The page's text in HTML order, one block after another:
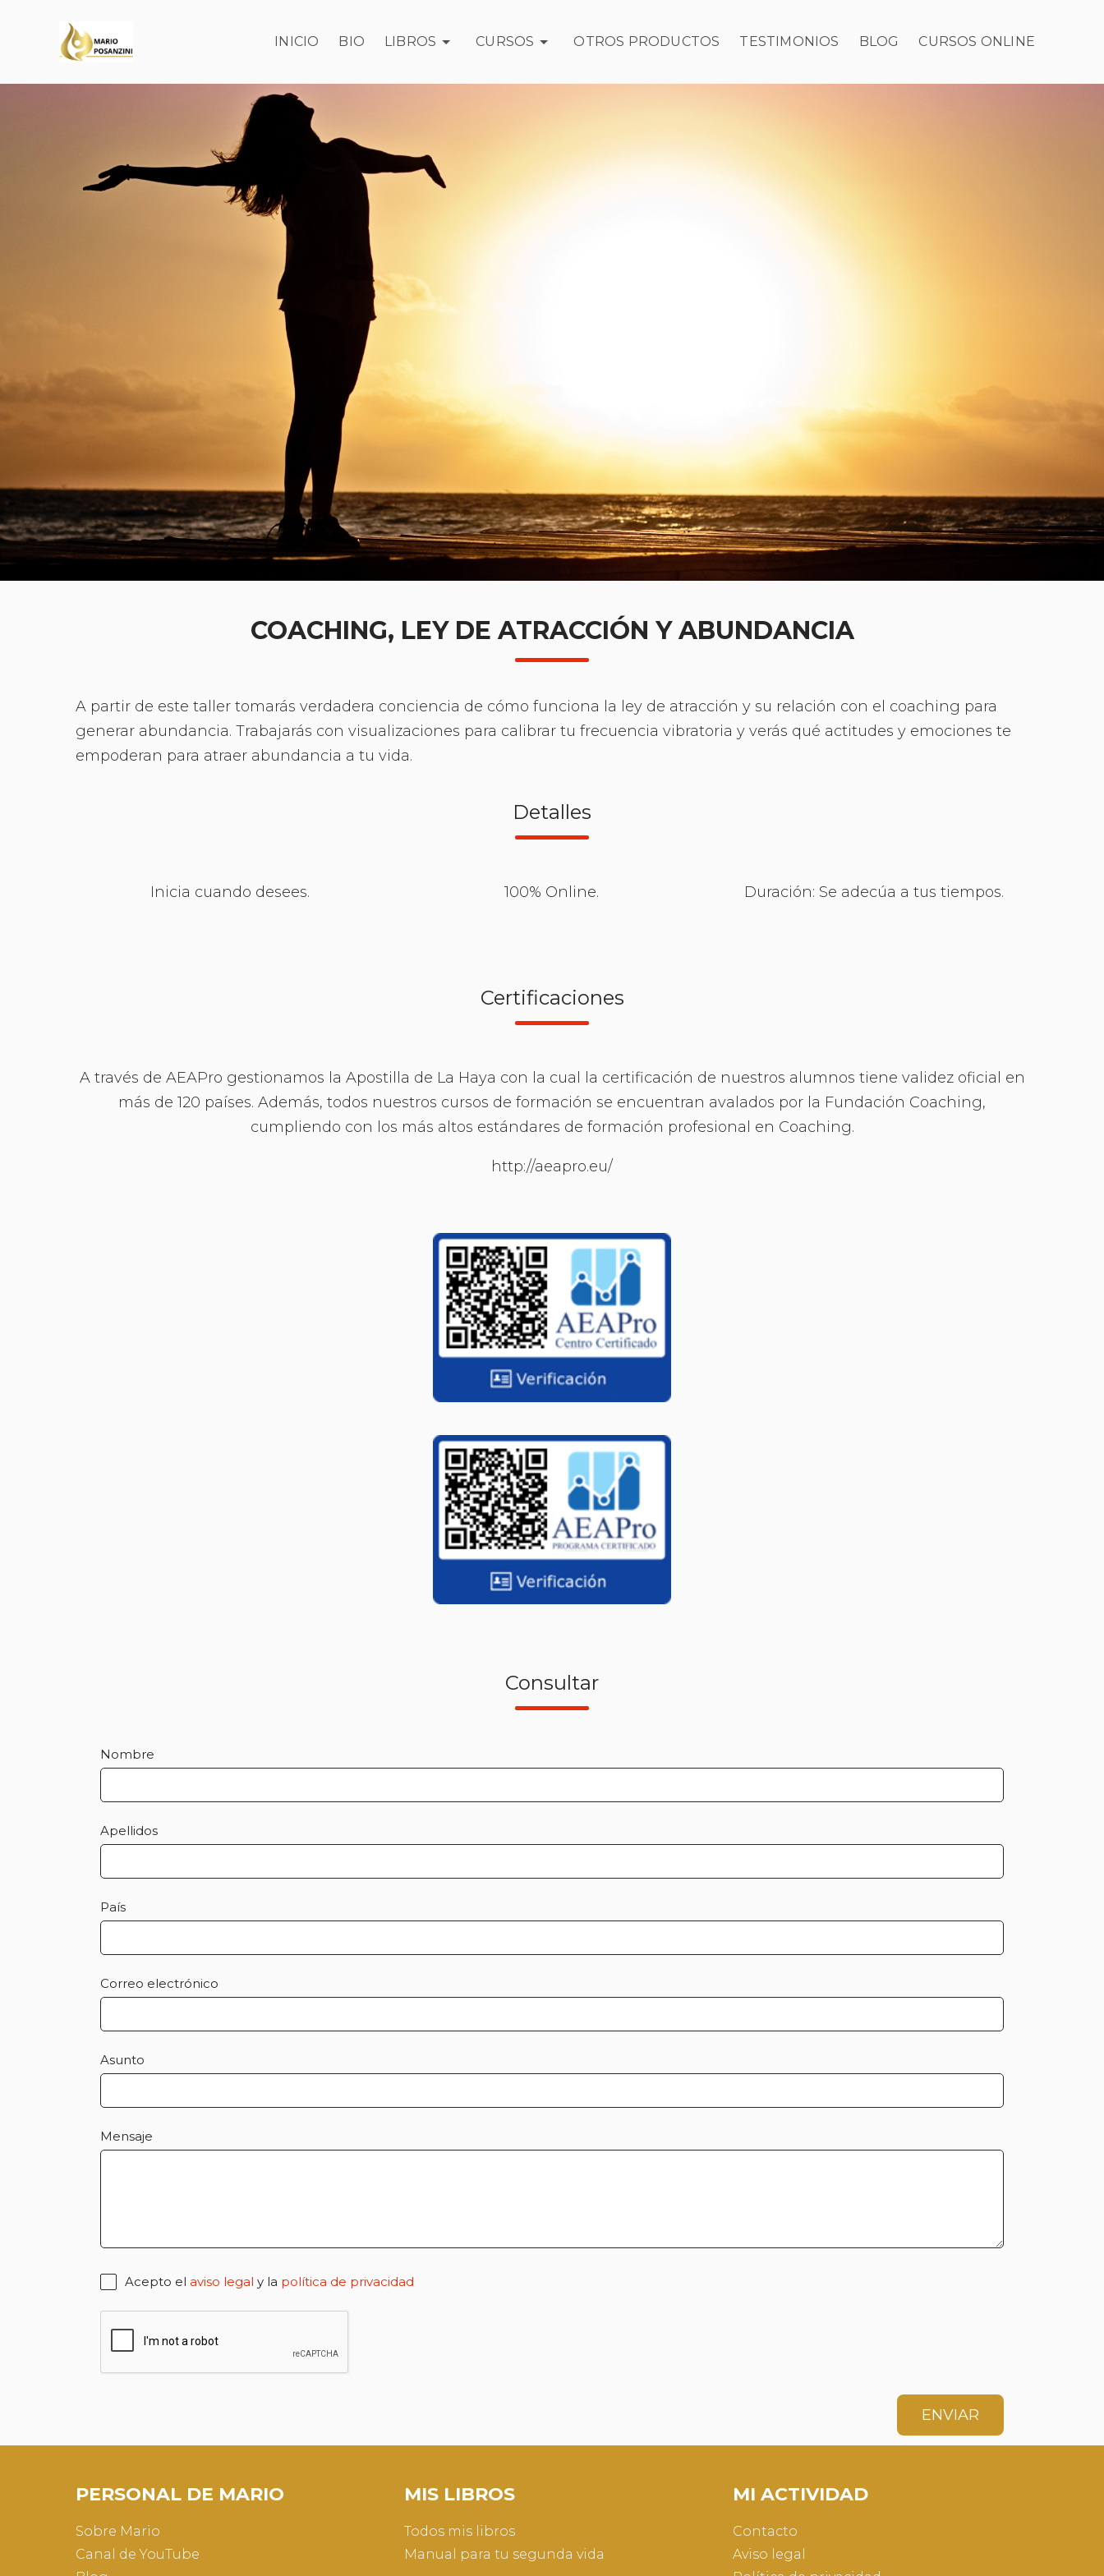
INICIO BIO LIBROS CURSOS OTROS PRODUCTOS TESTIMONIOS BLOG CURSOS ONLINE
COACHING, LEY DE ATRACCIÓN Y ABUNDANCIA
A partir de este taller tomarás verdadera conciencia de cómo funciona la ley de atracción y su relación con el coaching para
generar abundancia. Trabajarás con visualizaciones para calibrar tu frecuencia vibratoria y verás qué actitudes y emociones te
empoderan para atraer abundancia a tu vida.
Detalles
Inicia cuando desees. 100% Online. Duración: Se adecúa a tus tiempos.
Certificaciones
A través de AEAPro gestionamos la Apostilla de La Haya con la cual la certificación de nuestros alumnos tiene validez oficial en
más de 120 países. Además, todos nuestros cursos de formación se encuentran avalados por la Fundación Coaching,
cumpliendo con los más altos estándares de formación profesional en Coaching.
http://aeapro.eu/
Consultar
Nombre
Apellidos
País
Correo electrónico
Asunto
Mensaje
Acepto el aviso legal y la política de privacidad
ENVIAR
PERSONAL DE MARIO
Sobre Mario
Canal de YouTube
MIS LIBROS
Todos mis libros
Manual para tu segunda vida
MI ACTIVIDAD
Contacto
Aviso legal